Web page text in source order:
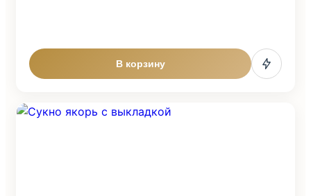
В корзину